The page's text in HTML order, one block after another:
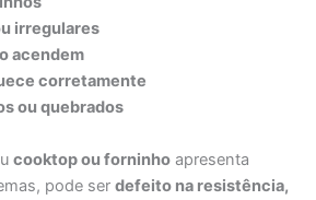
irregulares
acendem
corretamente
ou quebrados
cooktop ou forninho apresenta
pode serdefeito na resistência,